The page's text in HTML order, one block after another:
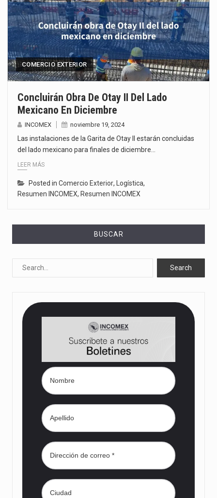
COMERCIO EXTERIOR
Concluirán Obra De Otay II Del Lado
Mexicano En Diciembre
INCOMEX noviembre 19, 2024
Las instalaciones de la Garita de Otay II estarán concluidas
del lado mexicano para finales de diciembre…
LEER MÁS
Posted in Comercio Exterior, Logística,
Resumen INCOMEX, Resumen INCOMEX
BUSCAR